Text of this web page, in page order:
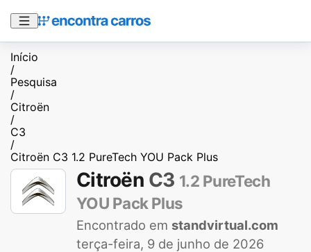
Início
/
Pesquisa
/
Citroën
/
C3
/
Citroën C3 1.2 PureTech YOU Pack Plus
Citroën C3 1.2 PureTech
YOU Pack Plus
Encontrado em standvirtual.com
terça-feira, 9 de junho de 2026